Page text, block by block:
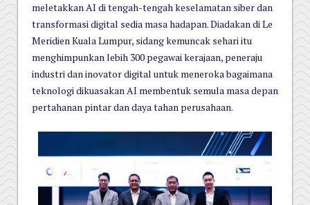
meletakkan AI di tengah-tengah keselamatan siber dan
transformasi digital sedia masa hadapan. Diadakan di Le
Meridien Kuala Lumpur, sidang kemuncak sehari itu
menghimpunkan lebih 300 pegawai kerajaan, peneraju
industri dan inovator digital untuk meneroka bagaimana
teknologi dikuasakan AI membentuk semula masa depan
pertahanan pintar dan daya tahan perusahaan.